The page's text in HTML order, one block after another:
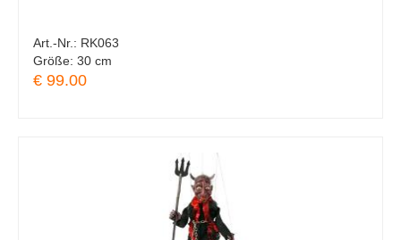
Art.-Nr.: RK063
Größe: 30 cm
€ 99.00